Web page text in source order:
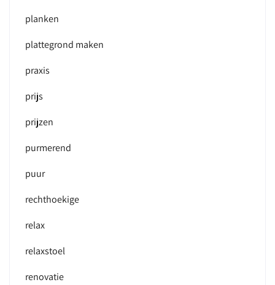
planken
plattegrond maken
praxis
prijs
prijzen
purmerend
puur
rechthoekige
relax
relaxstoel
renovatie